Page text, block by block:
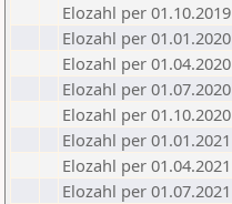
Elozahl per 01.10.2019
Elozahl per 01.01.2020
Elozahl per 01.04.2020
Elozahl per 01.07.2020
Elozahl per 01.10.2020
Elozahl per 01.01.2021
Elozahl per 01.04.2021
Elozahl per 01.07.2021